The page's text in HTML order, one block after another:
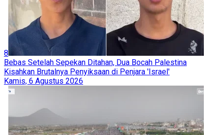
8
Bebas Setelah Sepekan Ditahan, Dua Bocah Palestina
Kisahkan Brutalnya Penyiksaan di Penjara 'Israel'
Kamis, 6 Agustus 2026